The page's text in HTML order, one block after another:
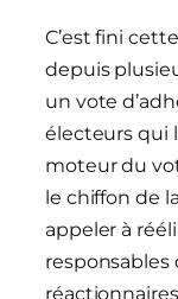
C’est fini
depuis
un vote
électeurs qui
moteur du
le chiffon de
appeler à
responsables